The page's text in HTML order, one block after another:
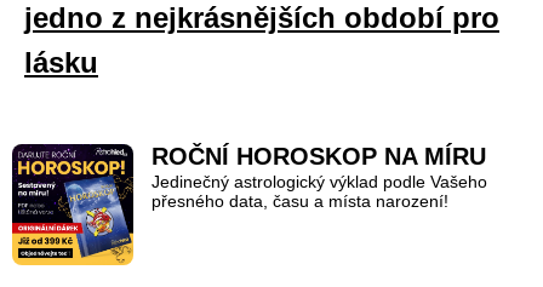
jedno z nejkrásnějších období pro
lásku
ROČNÍ HOROSKOP NA MÍRU
Jedinečný astrologický výklad podle Vašeho
přesného data, času a místa narození!